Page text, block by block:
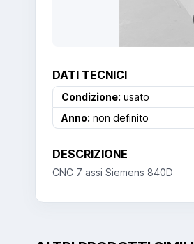
DATI TECNICI
Condizione: usato
Anno: non definito
DESCRIZIONE
CNC 7 assi Siemens 840D